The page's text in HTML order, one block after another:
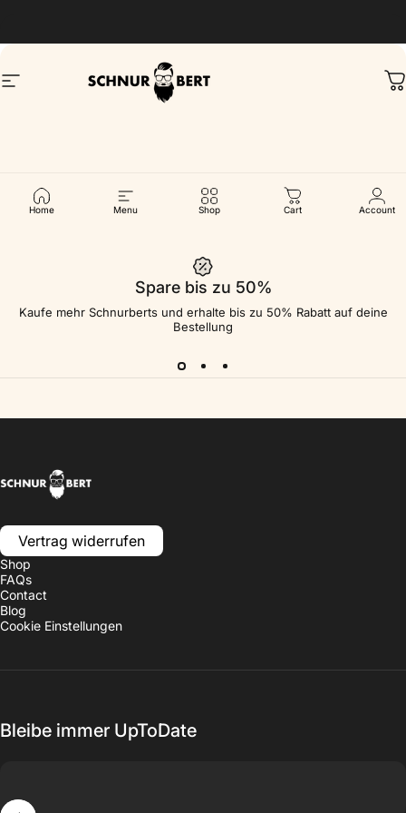
Spare bis zu 50%
SeitennavigationSchnurbert
Home Menu Shop Cart Account
Spare bis zu 50%
Kaufe mehr Schnurberts und erhalte bis zu 50% Rabatt auf deine
Bestellung
Schnurbert
Vertrag widerrufen
Shop
FAQs
Contact
Blog
Cookie Einstellungen
Bleibe immer UpToDate